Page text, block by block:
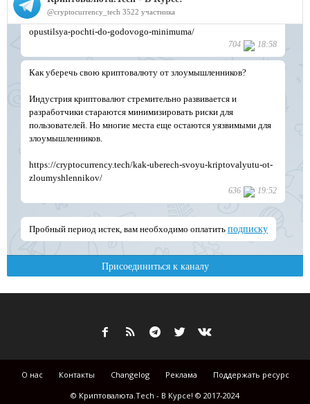
О нас Контакты Changelog Реклама
Поддержать ресурс
© Криптовалюта.Tech - В Курсе! © 2017-2024